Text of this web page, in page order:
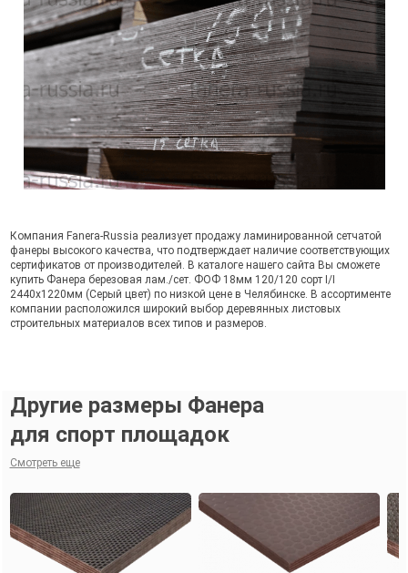
Компания Fanera-Russia реализует продажу ламинированной сетчатой
фанеры высокого качества, что подтверждает наличие соответствующих
сертификатов от производителей. В каталоге нашего сайта Вы сможете
купить Фанера березовая лам./сет. ФОФ 18мм 120/120 сорт I/I
2440х1220мм (Серый цвет) по низкой цене в Челябинске. В ассортименте
компании расположился широкий выбор деревянных листовых
строительных материалов всех типов и размеров.
Другие размеры Фанера
для спорт площадок
Смотреть еще